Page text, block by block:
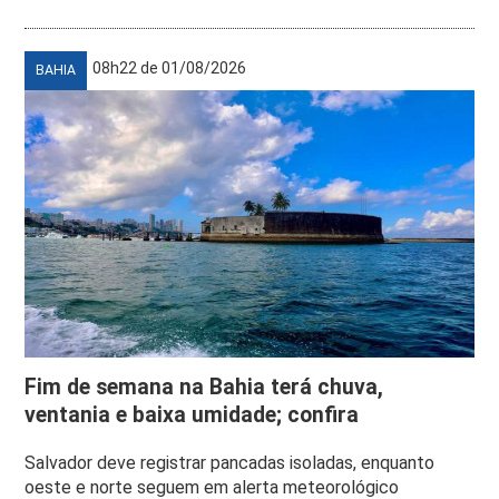
BAHIA 08h22 de 01/08/2026
Fim de semana na Bahia terá chuva,
ventania e baixa umidade; confira
Salvador deve registrar pancadas isoladas, enquanto
oeste e norte seguem em alerta meteorológico